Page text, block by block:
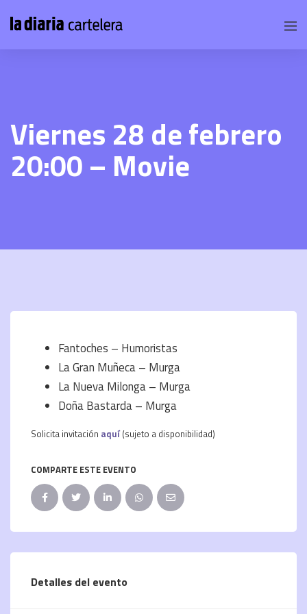
Viernes 28 de febrero
20:00 – Movie
Fantoches – Humoristas
La Gran Muñeca – Murga
La Nueva Milonga – Murga
Doña Bastarda – Murga
Solicita invitación aquí (sujeto a disponibilidad)
COMPARTE ESTE EVENTO
Detalles del evento